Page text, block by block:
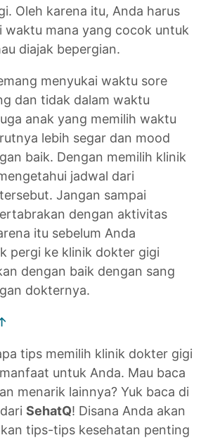
Oleh karena itu, Anda harus
waktu mana yang cocok untuk
diajak bepergian.
menyukai waktu sore
dan tidak dalam waktu
anak yang memilih waktu
lebih segar dan mood
baik. Dengan memilih klinik
jadwal dari
Jangan sampai
dengan aktivitas
itu sebelum Anda
pergi ke klinik dokter gigi
dengan baik dengan sang
dokternya.
tips memilih klinik dokter gigi
untuk Anda. Mau baca
menarik lainnya? Yuk baca di
dari SehatQ! Disana Anda akan
tips-tips kesehatan penting